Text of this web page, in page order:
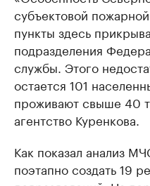
субъектовой
пункты здесь
подразделения
службы. Этого
остается 101
проживают свыше 40
агентство Куренкова.
Как показал анализ
поэтапно создать 19